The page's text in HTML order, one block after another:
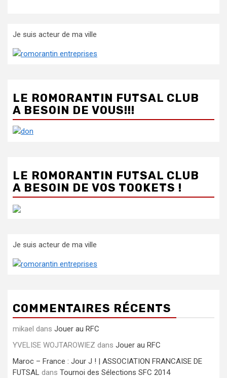
Je suis acteur de ma ville
LE ROMORANTIN FUTSAL CLUB
A BESOIN DE VOUS!!!
LE ROMORANTIN FUTSAL CLUB
A BESOIN DE VOS TOOKETS !
Je suis acteur de ma ville
COMMENTAIRES RÉCENTS
mikael dans Jouer au RFC
YVELISE WOJTAROWIEZ dans Jouer au RFC
Maroc – France : Jour J ! | ASSOCIATION FRANCAISE DE
FUTSAL dans Tournoi des Sélections SFC 2014